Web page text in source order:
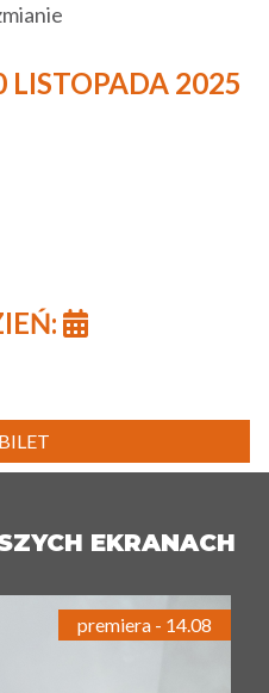
LISTOPADA 2025
EKRANACH
premiera - 14.08